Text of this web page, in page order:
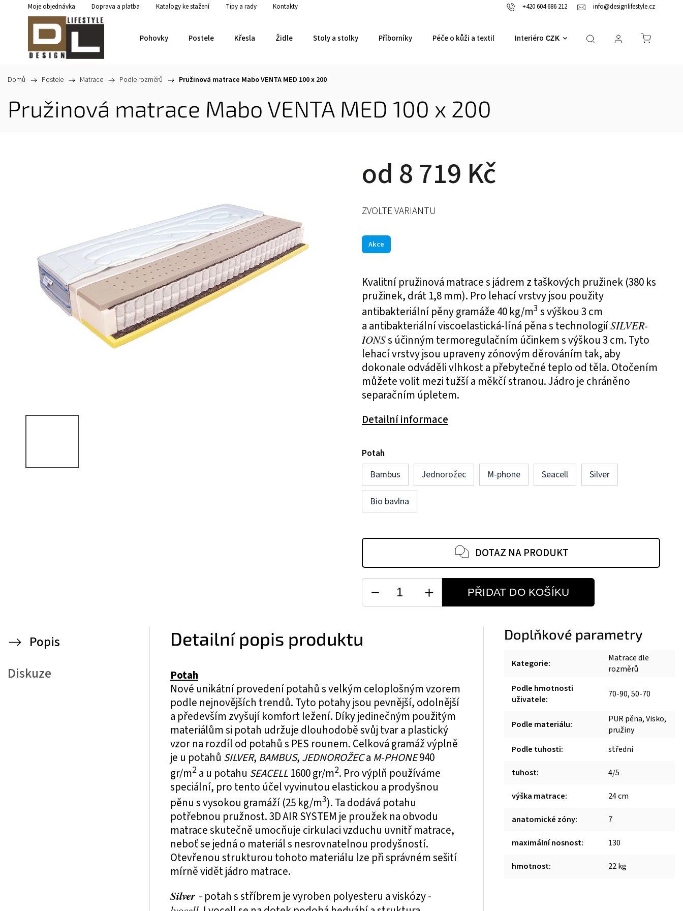
+420 604 686 212 info@designlifestyle.cz
Moje objednávka Doprava a platba Katalogy ke stažení Tipy a rady Kontakty
CZK
Pohovky Postele Křesla Židle Stoly a stolky Příborníky Péče o kůži a textil Interiérové doplňky
Domů / Postele / Matrace / Podle rozměrů / Pružinová matrace Mabo VENTA MED 100 x 200
Pružinová matrace Mabo VENTA MED 100 x 200
od 8 719 Kč
Kvalitní pružinová matrace s jádrem z taškových pružinek (380 ks
pružinek, drát 1,8 mm). Pro lehací vrstvy jsou použity
antibakteriální pěny gramáže 40 kg/m3 s výškou 3 cm
a antibakteriální viscoelastická-líná pěna s technologiíSILVER-
IONSs účinným termoregulačním účinkem s výškou 3 cm. Tyto
lehací vrstvy jsou upraveny zónovým děrováním tak, aby
dokonale odváděli vlhkost a přebytečné teplo od těla. Otočením
můžete volit mezi tužší a měkčí stranou. Jádro je chráněno
separačním úpletem.
Detailní informace
Akce
Potah
Bambus
Jednorožec M-phone Seacell Silver
Bio bavlna
ZVOLTE VARIANTU
DOTAZ NA PRODUKT
PŘIDAT DO KOŠÍKU
Popis
Diskuze
Detailní popis produktu
Potah
Nové unikátní provedení potahů s velkým celoplošným vzorem
podle nejnovějších trendů. Tyto potahy jsou pevnější, odolnější
a především zvyšují komfort ležení. Díky jedinečným použitým
materiálům si potah udržuje dlouhodobě svůj tvar a plastický
vzor na rozdíl od potahů s PES rounem. Celková gramáž výplně
je u potahů SILVER, BAMBUS, JEDNOROŽECa M-PHONE940
gr/m2 a u potahu SEACELL 1600 gr/m2. Pro výplň používáme
speciální, pro tento účel vyvinutou elastickou a prodyšnou
pěnu s vysokou gramáží (25 kg/m3). Ta dodává potahu
potřebnou pružnost. 3D AIR SYSTEM je proužek na obvodu
matrace skutečně umocňuje cirkulaci vzduchu uvnitř matrace,
neboť se jedná o materiál s nesrovnatelnou prodyšností.
Otevřenou strukturou tohoto materiálu lze při správném sešití
mírně vidět jádro matrace.
Silver - potah s stříbrem je vyroben polyesteru a viskózy -
Doplňkové parametry
Kategorie:
Matrace dle
rozměrů
Podle hmotnosti
uživatele: 70-90, 50-70
Podle materiálu:
PUR pěna, Visko,
pružiny
Podle tuhosti: střední
tuhost: 4/5
výška matrace: 24 cm
anatomické zóny: 7
maximální nosnost: 130
hmotnost: 22 kg